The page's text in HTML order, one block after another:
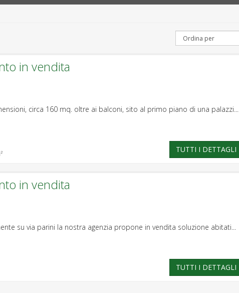
in vendita
circa 160 mq. oltre ai balconi, sito al primo piano di una palazzi...
TUTTI I DETTAGLI
in vendita
su via parini la nostra agenzia propone in vendita soluzione abitati...
TUTTI I DETTAGLI